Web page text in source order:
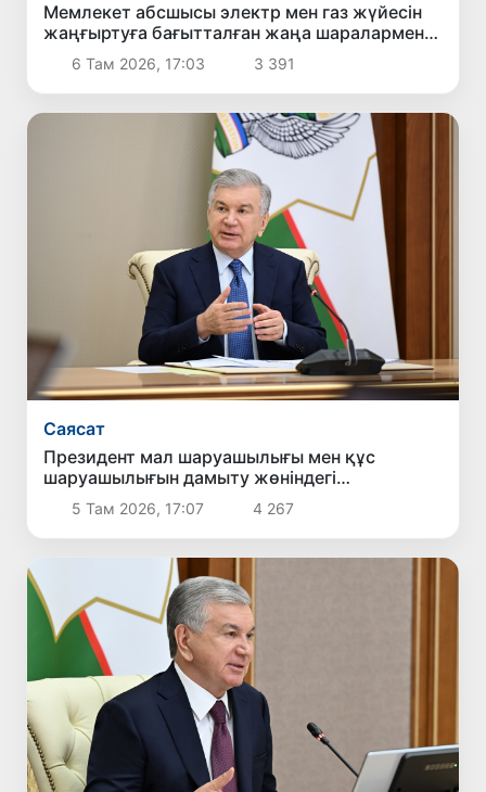
Мемлекет абсшысы электр мен газ жүйесін
жаңғыртуға бағытталған жаңа шаралармен
танысты
6 Там 2026, 17:03 3 391
Саясат
Президент мал шаруашылығы мен құс
шаруашылығын дамыту жөніндегі
шаралармен танысты
5 Там 2026, 17:07 4 267